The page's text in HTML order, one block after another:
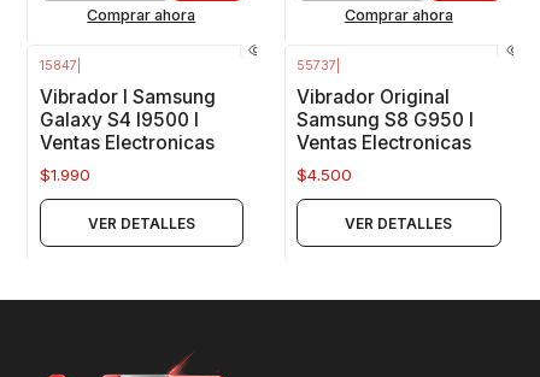
Comprar ahora
Comprar ahora
15847
Vibrador I Samsung
Galaxy S4 I9500 I
Ventas Electronicas
$1.990
VER DETALLES
55737
Vibrador Original
Samsung S8 G950 I
Ventas Electronicas
$4.500
VER DETALLES